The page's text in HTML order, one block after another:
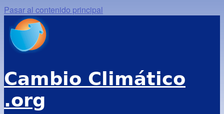
Pasar al contenido principal
Cambio Climático
.org